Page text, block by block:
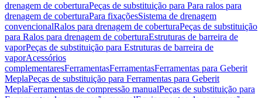
drenagem de coberturaPeças de substituição para Para ralos para
drenagem de coberturaPara fixaçõesSistema de drenagem
convencionalRalos para drenagem de coberturaPeças de substituição
para Ralos para drenagem de coberturaEstruturas de barreira de
vaporPeças de substituição para Estruturas de barreira de
vaporAcessórios
complementaresFerramentasFerramentasFerramentas para Geberit
MeplaPeças de substituição para Ferramentas para Geberit
MeplaFerramentas de compressão manualPeças de substituição para